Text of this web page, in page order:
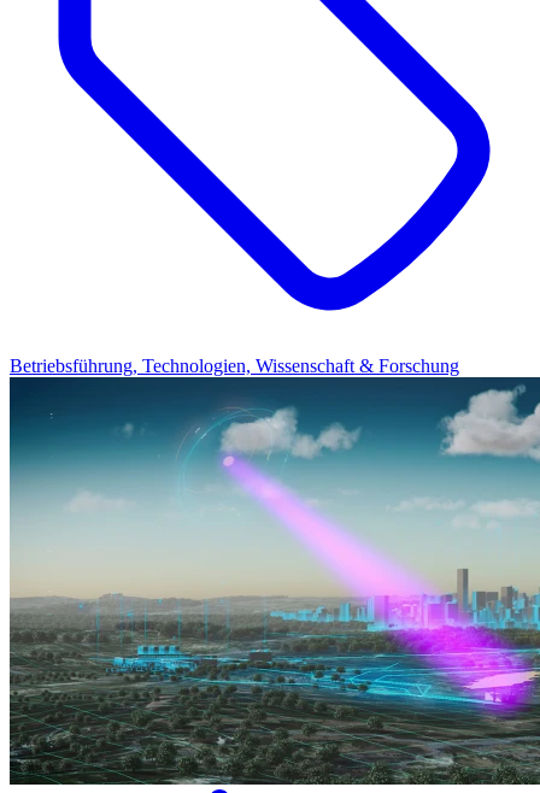
Betriebsführung, Technologien, Wissenschaft & Forschung